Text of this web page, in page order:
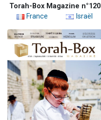
Torah-Box Magazine n°120
France
Israël